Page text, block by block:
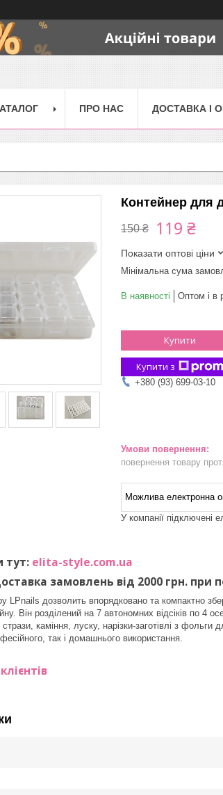
ПРО НАС ДОСТАВКА І
Контейнер для
150 ₴ 119 ₴
Показати оптові ціни
Мінімальна сума
В наявності Оптом і в
Купити
Купити з
+380 (93) 699-03-10
повернення товару
У компанії підключені
тут: elita-style.com.ua
замовлень від 2000 грн. при
LPnails дозволить впорядковано та компактно
Він розділений на 7 автономних відсіків по
каміння, луску, нарізки-заготівлі з
так і домашнього використання.